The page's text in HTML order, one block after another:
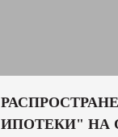
ИПОТЕКИ" НА